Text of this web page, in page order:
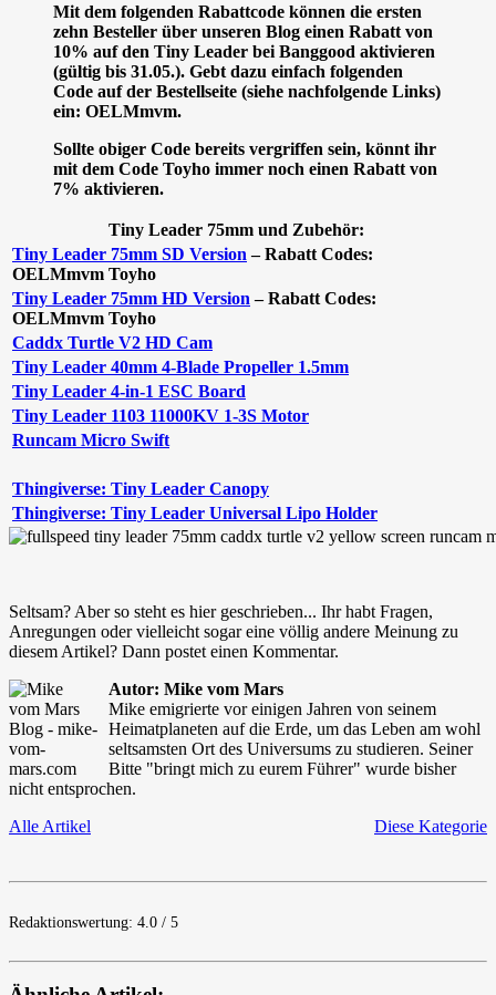
Mit dem folgenden Rabattcode können die ersten
zehn Besteller über unseren Blog einen Rabatt von
10% auf den Tiny Leader bei Banggood aktivieren
(gültig bis 31.05.). Gebt dazu einfach folgenden
Code auf der Bestellseite (siehe nachfolgende Links)
ein: OELMmvm.
Sollte obiger Code bereits vergriffen sein, könnt ihr
mit dem Code Toyho immer noch einen Rabatt von
7% aktivieren.
Tiny Leader 75mm und Zubehör:
Tiny Leader 75mm SD Version – Rabatt Codes:
OELMmvm Toyho
Tiny Leader 75mm HD Version – Rabatt Codes:
OELMmvm Toyho
Caddx Turtle V2 HD Cam
Tiny Leader 40mm 4-Blade Propeller 1.5mm
Tiny Leader 4-in-1 ESC Board
Tiny Leader 1103 11000KV 1-3S Motor
Runcam Micro Swift
Thingiverse: Tiny Leader Canopy
Thingiverse: Tiny Leader Universal Lipo Holder
Seltsam? Aber so steht es hier geschrieben... Ihr habt Fragen,
Anregungen oder vielleicht sogar eine völlig andere Meinung zu
diesem Artikel? Dann postet einen Kommentar.
Autor: Mike vom Mars
Mike emigrierte vor einigen Jahren von seinem
Heimatplaneten auf die Erde, um das Leben am wohl
seltsamsten Ort des Universums zu studieren. Seiner
Bitte "bringt mich zu eurem Führer" wurde bisher
nicht entsprochen.
Alle Artikel
Diese Kategorie
Redaktionswertung: 4.0 / 5